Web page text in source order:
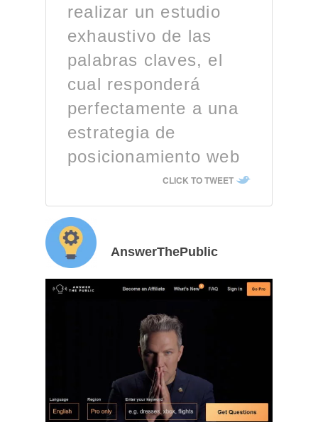
realizar un estudio
exhaustivo de las
palabras claves, el
cual responderá
perfectamente a una
estrategia de
posicionamiento web
CLICK TO TWEET
AnswerThePublic